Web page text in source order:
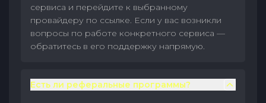
сервиса и перейдите к выбранному
провайдеру по ссылке. Если у вас возникли
вопросы по работе конкретного сервиса —
обратитесь в его поддержку напрямую.
Есть ли реферальные программы?